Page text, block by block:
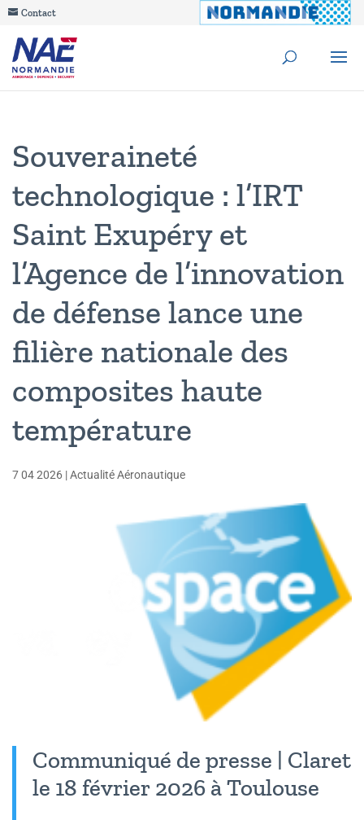
Contact
Souveraineté
technologique : l’IRT
Saint Exupéry et
l’Agence de l’innovation
de défense lance une
filière nationale des
composites haute
température
7 04 2026 |Actualité Aéronautique
Communiqué de presse | Claret
le 18 février 2026 à Toulouse